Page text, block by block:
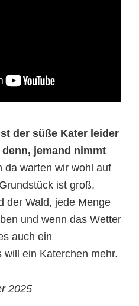
der süße Kater leider
jemand nimmt
da warten wir wohl auf
ist groß,
der Wald, jede Menge
und wenn das Wetter
auch ein
will ein Katerchen mehr.
2025